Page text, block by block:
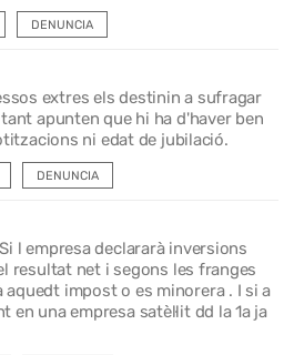
DENUNCIA
extres els destinin a sufragar
apunten que hi ha d'haver ben
ni edat de jubilació.
DENUNCIA
l empresa declararà inversions
resultat net i segons les franges
impost o es minorera . I si a
en una empresa satèl·lit dd la 1a ja